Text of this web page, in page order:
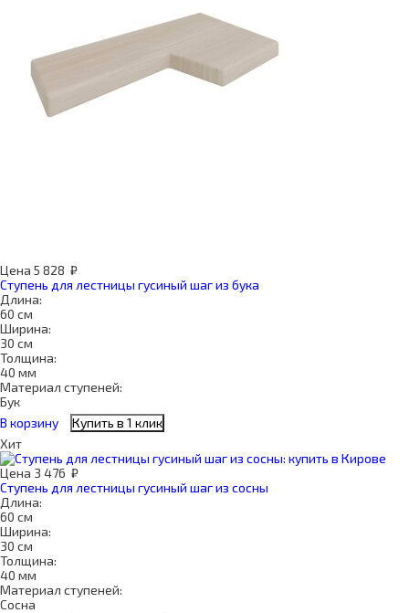
Цена 5 828 ₽
Ступень для лестницы гусиный шаг из бука
Длина:
60 см
Ширина:
30 см
Толщина:
40 мм
Материал ступеней:
Бук
В корзину
Купить в 1 клик
Хит
Цена 3 476 ₽
Ступень для лестницы гусиный шаг из сосны
Длина:
60 см
Ширина:
30 см
Толщина:
40 мм
Материал ступеней:
Сосна